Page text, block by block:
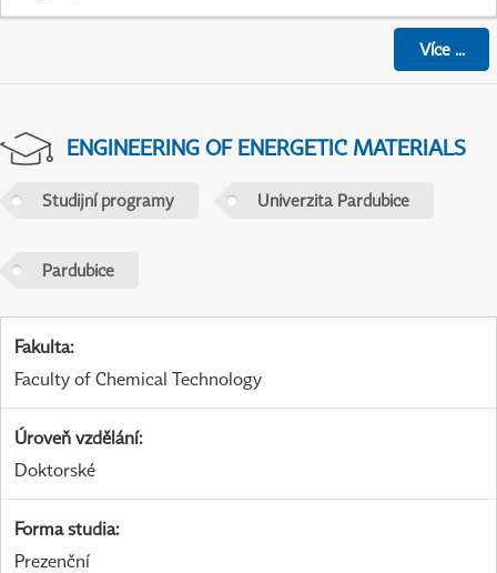
Více...
ENGINEERING OF ENERGETIC MATERIALS
Studijní programy Univerzita Pardubice
Pardubice
Fakulta:
Faculty of Chemical Technology
Úroveň vzdělání:
Doktorské
Forma studia:
Prezenční